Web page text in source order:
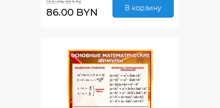
86.00 BYN В корзину